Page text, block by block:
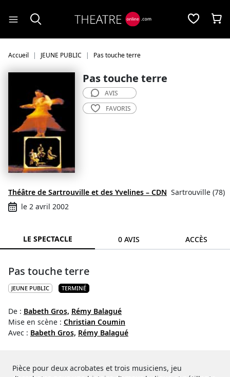
Accueil JEUNE PUBLIC Pas touche terre
Pas touche terre
Théâtre de Sartrouville et des Yvelines – CDN Sartrouville (78)
le 2 avril 2002
AVIS
FAVORIS
LE SPECTACLE 0 AVIS ACCÈS
Pas touche terre
JEUNE PUBLIC TERMINÉ
De : Babeth Gros, Rémy Balagué
Mise en scène : Christian Coumin
Avec : Babeth Gros, Rémy Balagué
Pièce pour deux acrobates et trois musiciens, jeu